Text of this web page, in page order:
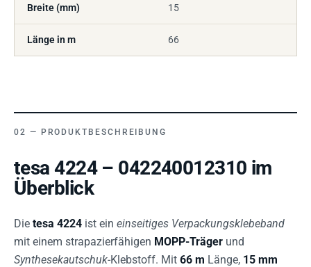
Breite (mm) 15
Länge in m 66
PRODUKTBESCHREIBUNG
tesa 4224 – 042240012310 im
Überblick
Die tesa 4224 ist ein einseitiges Verpackungsklebeband
mit einem strapazierfähigen MOPP-Träger und
Synthesekautschuk-Klebstoff. Mit 66 m Länge, 15 mm